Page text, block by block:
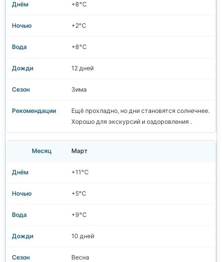
+8°C
+2°C
+8°C
12 дней
Зима
Ещё прохладно, но дни становятся солнечнее.
Хорошо для экскурсий и оздоровления .
Март
+11°C
+5°C
+9°C
10 дней
Весна